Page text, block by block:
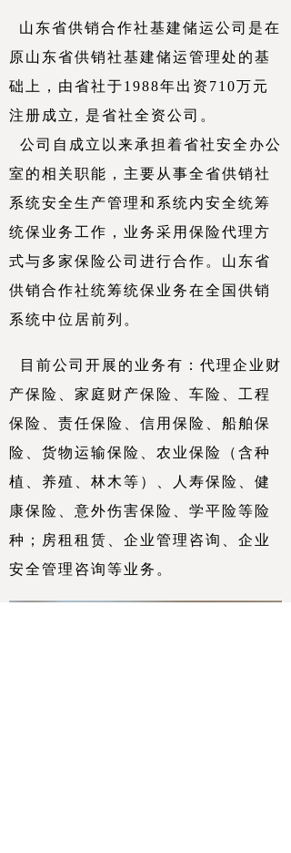
山东省供销合作社基建储运公司是在
原山东省供销社基建储运管理处的基
础上，由省社于1988年出资710万元
注册成立, 是省社全资公司。
公司自成立以来承担着省社安全办公
室的相关职能，主要从事全省供销社
系统安全生产管理和系统内安全统筹
统保业务工作，业务采用保险代理方
式与多家保险公司进行合作。山东省
供销合作社统筹统保业务在全国供销
系统中位居前列。
目前公司开展的业务有：代理企业财
产保险、家庭财产保险、车险、工程
保险、责任保险、信用保险、船舶保
险、货物运输保险、农业保险（含种
植、养殖、林木等）、人寿保险、健
康保险、意外伤害保险、学平险等险
种；房租租赁、企业管理咨询、企业
安全管理咨询等业务。